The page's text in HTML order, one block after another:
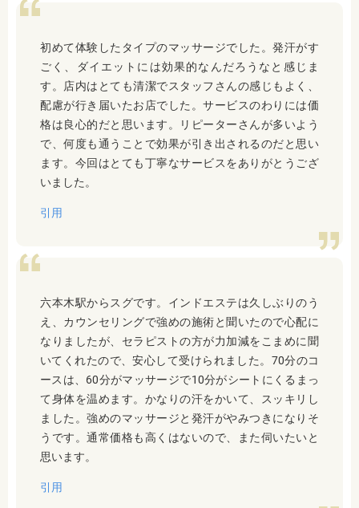
初めて体験したタイプのマッサージでした。発汗がす
ごく、ダイエットには効果的なんだろうなと感じま
す。店内はとても清潔でスタッフさんの感じもよく、
配慮が行き届いたお店でした。サービスのわりには価
格は良心的だと思います。リピーターさんが多いよう
で、何度も通うことで効果が引き出されるのだと思い
ます。今回はとても丁寧なサービスをありがとうござ
いました。
引用
六本木駅からスグです。インドエステは久しぶりのう
え、カウンセリングで強めの施術と聞いたので心配に
なりましたが、セラピストの方が力加減をこまめに聞
いてくれたので、安心して受けられました。70分のコ
ースは、60分がマッサージで10分がシートにくるまっ
て身体を温めます。かなりの汗をかいて、スッキリし
ました。強めのマッサージと発汗がやみつきになりそ
うです。通常価格も高くはないので、また伺いたいと
思います。
引用